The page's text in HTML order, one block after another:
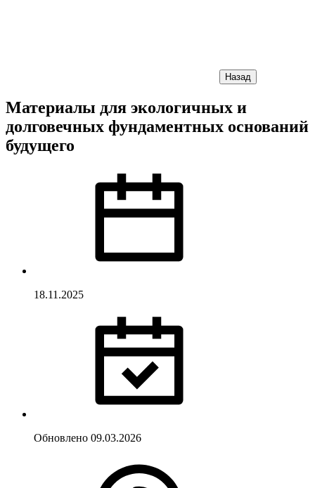
Назад
Материалы для экологичных и
долговечных фундаментных оснований
будущего
18.11.2025
Обновлено 09.03.2026